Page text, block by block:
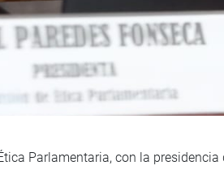
Parlamentaria, con la